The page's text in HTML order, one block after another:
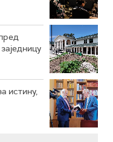
истину,